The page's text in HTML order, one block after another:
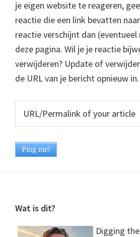
je eigen website te reageren,
reactie die een link bevatten
reactie verschijnt dan
deze pagina. Wil je je reactie
verwijderen? Update of
de URL van je bericht opnieuw
Footer
Wat is dit?
Digging